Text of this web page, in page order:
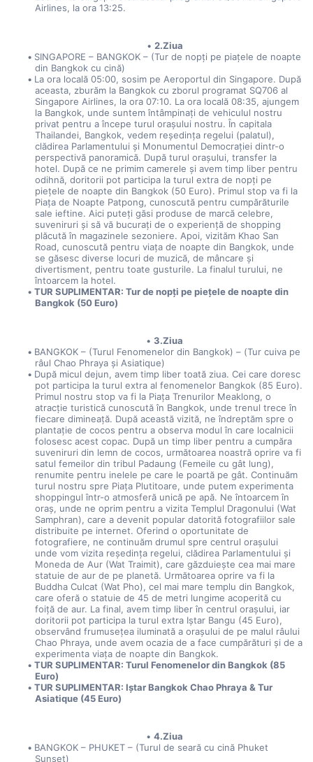
Airlines, la ora 13:25.
2.Ziua
SINGAPORE – BANGKOK – (Tur de nopți pe piațele de noapte
din Bangkok cu cină)
La ora locală 05:00, sosim pe Aeroportul din Singapore. După
aceasta, zburăm la Bangkok cu zborul programat SQ706 al
Singapore Airlines, la ora 07:10. La ora locală 08:35, ajungem
la Bangkok, unde suntem întâmpinați de vehiculul nostru
privat pentru a începe turul orașului nostru. În capitala
Thailandei, Bangkok, vedem reședința regelui (palatul),
clădirea Parlamentului și Monumentul Democrației dintr-o
perspectivă panoramică. După turul orașului, transfer la
hotel. După ce ne primim camerele și avem timp liber pentru
odihnă, doritorii pot participa la turul extra de nopți pe
piețele de noapte din Bangkok (50 Euro). Primul stop va fi la
Piața de Noapte Patpong, cunoscută pentru cumpărăturile
sale ieftine. Aici puteți găsi produse de marcă celebre,
suveniruri și să vă bucurați de o experiență de shopping
plăcută în magazinele sezoniere. Apoi, vizităm Khao San
Road, cunoscută pentru viața de noapte din Bangkok, unde
se găsesc diverse locuri de muzică, de mâncare și
divertisment, pentru toate gusturile. La finalul turului, ne
întoarcem la hotel.
TUR SUPLIMENTAR: Tur de nopți pe piețele de noapte din
Bangkok (50 Euro)
3.Ziua
BANGKOK – (Turul Fenomenelor din Bangkok) – (Tur cuiva pe
râul Chao Phraya și Asiatique)
După micul dejun, avem timp liber toată ziua. Cei care doresc
pot participa la turul extra al fenomenelor Bangkok (85 Euro).
Primul nostru stop va fi la Piața Trenurilor Meaklong, o
atracție turistică cunoscută în Bangkok, unde trenul trece în
fiecare dimineață. După această vizită, ne îndreptăm spre o
plantație de cocos pentru a observa modul în care localnicii
folosesc acest copac. După un timp liber pentru a cumpăra
suveniruri din lemn de cocos, următoarea noastră oprire va fi
satul femeilor din tribul Padaung (Femeile cu gât lung),
renumite pentru inelele pe care le poartă pe gât. Continuăm
turul nostru spre Piața Plutitoare, unde putem experimenta
shoppingul într-o atmosferă unică pe apă. Ne întoarcem în
oraș, unde ne oprim pentru a vizita Templul Dragonului (Wat
Samphran), care a devenit popular datorită fotografiilor sale
distribuite pe internet. Oferind o oportunitate de
fotografiere, ne continuăm drumul spre centrul orașului
unde vom vizita reședința regelui, clădirea Parlamentului și
Moneda de Aur (Wat Traimit), care găzduiește cea mai mare
statuie de aur de pe planetă. Următoarea oprire va fi la
Buddha Culcat (Wat Pho), cel mai mare templu din Bangkok,
care oferă o statuie de 45 de metri lungime acoperită cu
foiță de aur. La final, avem timp liber în centrul orașului, iar
doritorii pot participa la turul extra Iștar Bangu (45 Euro),
observând frumusețea iluminată a orașului de pe malul râului
Chao Phraya, unde avem ocazia de a face cumpărături și de a
experimenta viața de noapte din Bangkok.
TUR SUPLIMENTAR: Turul Fenomenelor din Bangkok (85
Euro)
TUR SUPLIMENTAR: Iștar Bangkok Chao Phraya & Tur
Asiatique (45 Euro)
4.Ziua
BANGKOK – PHUKET – (Turul de seară cu cină Phuket
Sunset)